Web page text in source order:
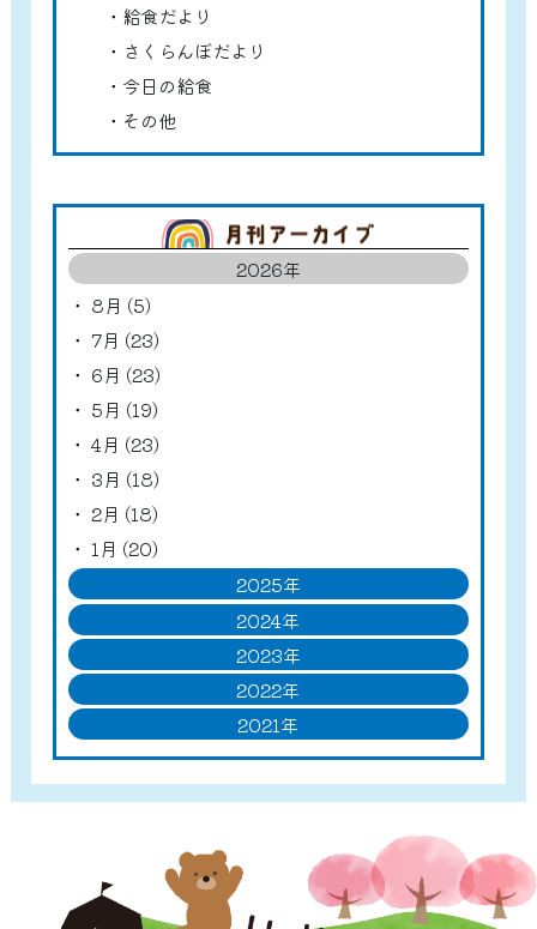
給食だより
さくらんぼだより
今日の給食
その他
2026年
8月 (5)
7月 (23)
6月 (23)
5月 (19)
4月 (23)
3月 (18)
2月 (18)
1月 (20)
2025年
2024年
2023年
2022年
2021年